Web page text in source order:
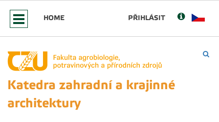
HOME PŘIHLÁSIT
Katedra zahradní a krajinné
architektury